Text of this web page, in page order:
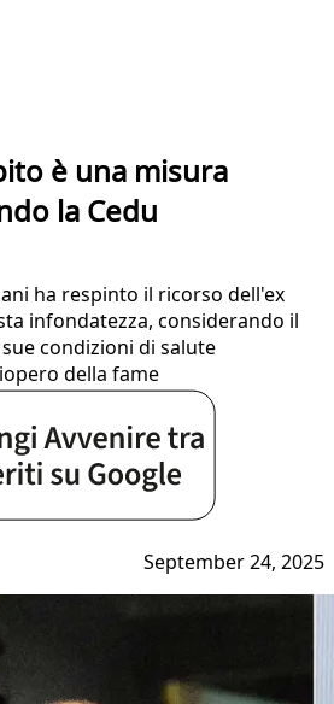
è una misura
la Cedu
ha respinto il ricorso dell'ex
infondatezza, considerando il
condizioni di salute
della fame
September 24, 2025